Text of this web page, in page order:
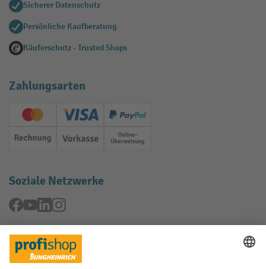
Sicherer Datenschutz
Persönliche Kaufberatung
Käuferschutz - Trusted Shops
Zahlungsarten
Creditcard (Master)Creditcard (Visa)
PayPal
Rechnung Vorkasse Online-Überweisung
Soziale Netzwerke
Facebook
YouTubeLinkedIn
Rücknahme-Services